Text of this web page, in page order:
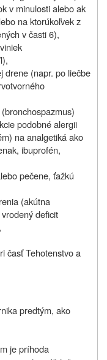
v minulosti alebo ak
na ktorúkoľvek z
v časti 6),
drene (napr. po liečbe
podobné alergii
na analgetiká ako
ibuprofén,
pečene, ťažkú
(akútna
deficit
časť Tehotenstvo a
predtým, ako
je príhoda